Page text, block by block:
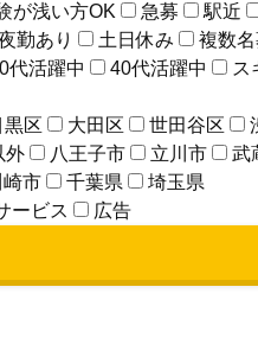
が浅い方OK 急募 駅近
勤あり 土日休み 複数
代活躍中 40代活躍中 ス
黒区 大田区 世田谷区
外 八王子市 立川市 武
崎市 千葉県
埼玉県
ービス 広告